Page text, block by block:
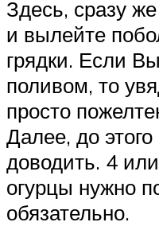
Здесь, сразу
и вылейте
грядки. Если
поливом, то
просто
Далее, до
доводить. 4
огурцы нужно
обязательно.